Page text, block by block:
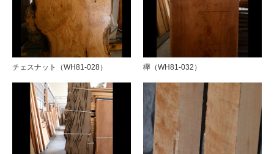
チェスナット（WH81-028） 欅（WH81-032）